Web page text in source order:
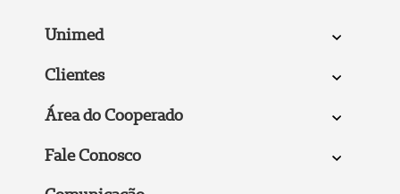
Unimed
Clientes
Área do Cooperado
Fale Conosco